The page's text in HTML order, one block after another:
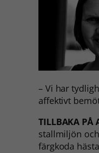
– Vi har
affektivt
TILLBAKA PÅ
stallmiljön
färgkoda